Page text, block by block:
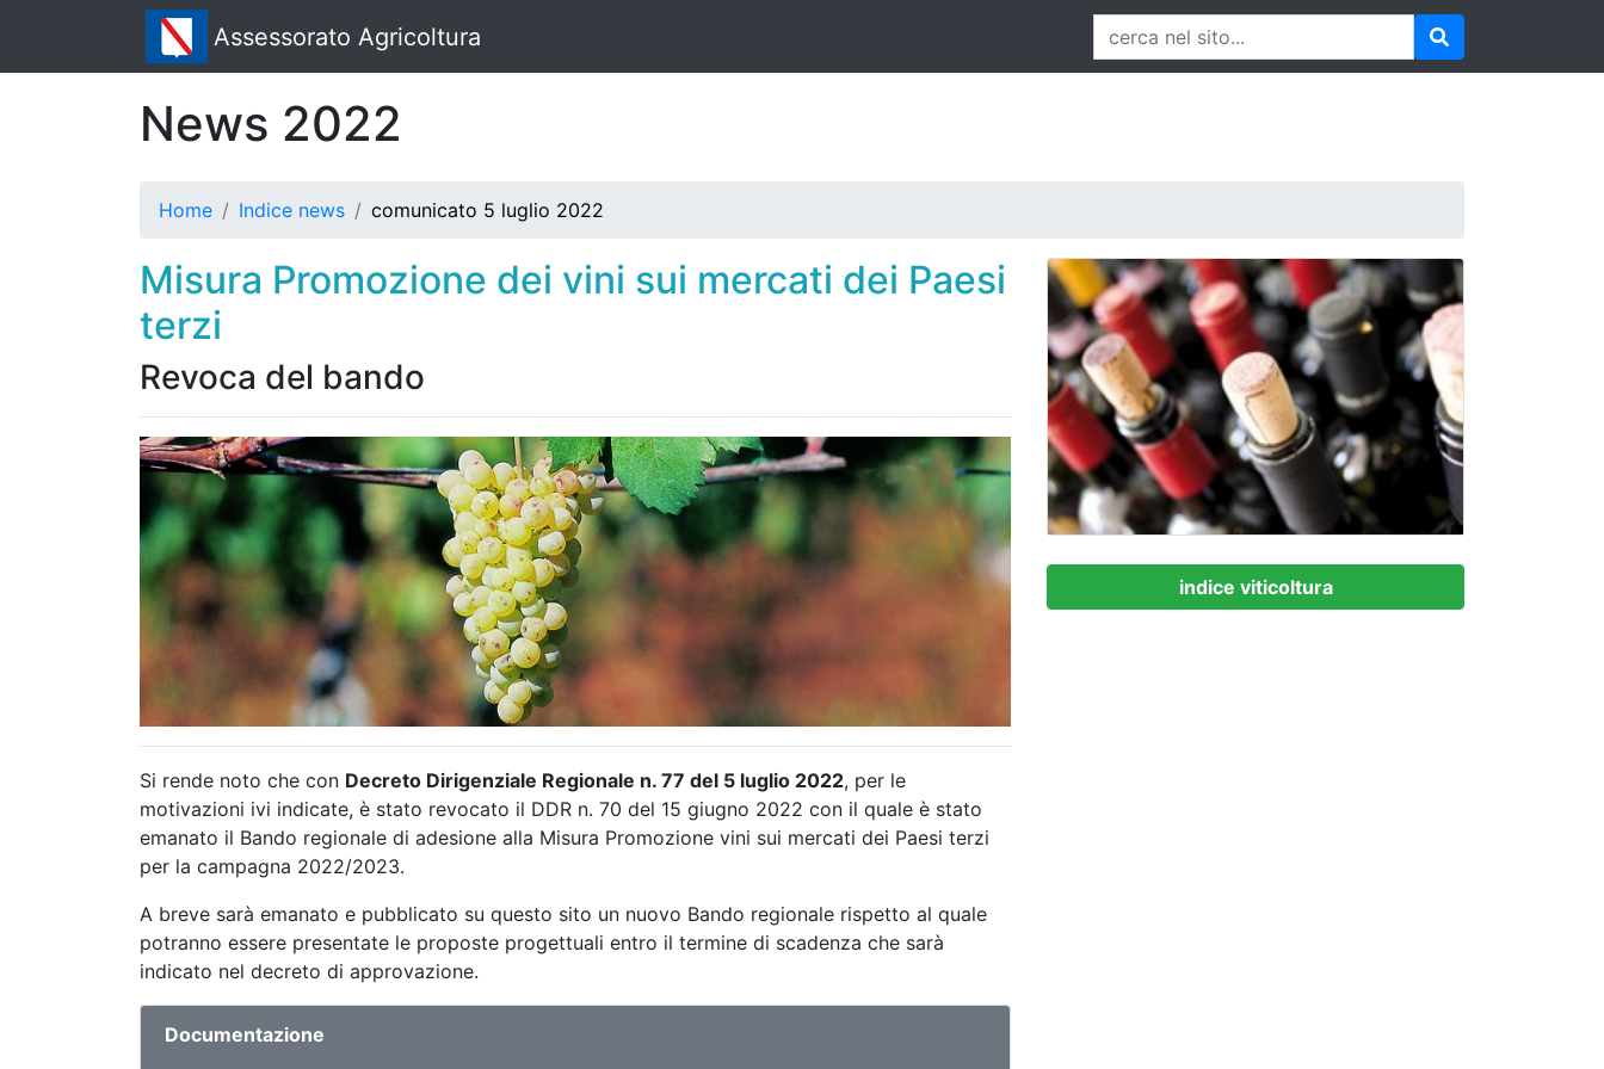
Assessorato Agricoltura
News 2022
Home Indice news comunicato 5 luglio 2022
Misura Promozione dei vini sui mercati dei Paesi
terzi
Revoca del bando
Si rende noto che con Decreto Dirigenziale Regionale n. 77 del 5 luglio 2022, per le
motivazioni ivi indicate, è stato revocato il DDR n. 70 del 15 giugno 2022 con il quale è stato
emanato il Bando regionale di adesione alla Misura Promozione vini sui mercati dei Paesi terzi
per la campagna 2022/2023.
A breve sarà emanato e pubblicato su questo sito un nuovo Bando regionale rispetto al quale
potranno essere presentate le proposte progettuali entro il termine di scadenza che sarà
indicato nel decreto di approvazione.
Documentazione
indice viticoltura